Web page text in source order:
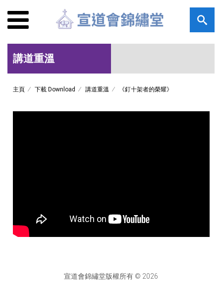
講道重溫
主頁 下載 Download 講道重溫 《釘十架者的榮耀》
宣道會錦繡堂版權所有 © 2026